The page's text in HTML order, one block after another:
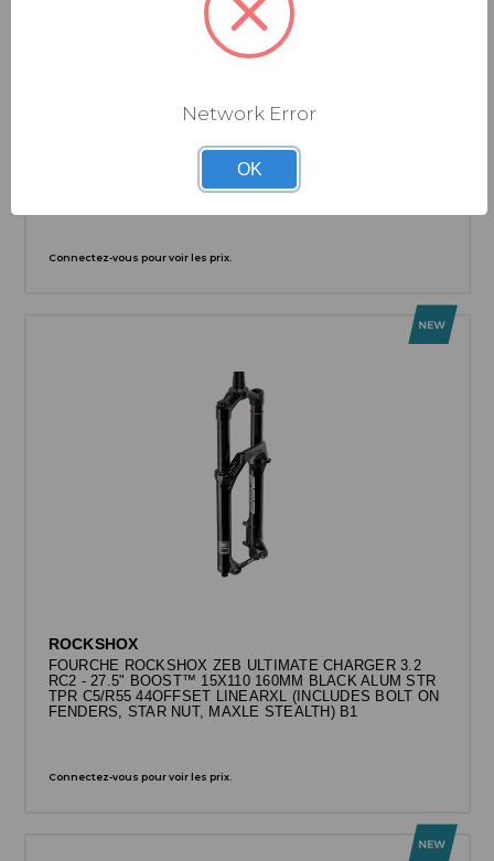
FOURCHE ROCKSHOX ZEB ULTIMATE CHARGER 3.2
RC2 - 27.5" BOOST™ 15X110 150MM BLACK ALUM STR
TPR C5/R55 44OFFSET LINEARXL (INCLUDES BOLT ON
FENDERS, STAR NUT, MAXLE STEALTH) B1
Connectez-vous pour voir les prix.
ROCKSHOX
FOURCHE ROCKSHOX ZEB ULTIMATE CHARGER 3.2
RC2 - 27.5" BOOST™ 15X110 160MM BLACK ALUM STR
TPR C5/R55 44OFFSET LINEARXL (INCLUDES BOLT ON
FENDERS, STAR NUT, MAXLE STEALTH) B1
Connectez-vous pour voir les prix.
Network Error
OK